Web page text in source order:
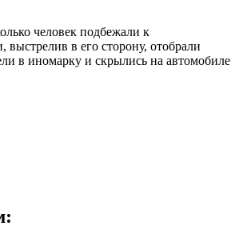
человек подбежали к
в его сторону, отобрали
в иномарку и скрылись на автомобиле